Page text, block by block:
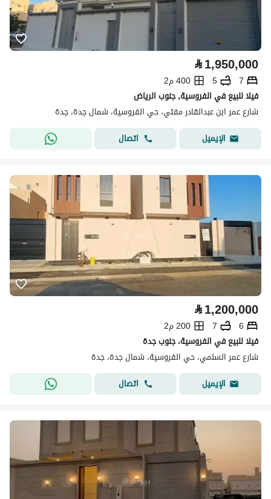
⃁1,950,000
7
5
400 م2
فيلا للبيع في الفروسية, جنوب الرياض
شارع عمر ابن عبدالقادر مفتي، حي الفروسية، شمال جدة، جدة
الإيميل
اتصال
⃁1,200,000
6
7
200 م2
فيلا للبيع في الفروسية، جنوب جدة
شارع عمر السلمي، حي الفروسية، شمال جدة، جدة
الإيميل
اتصال